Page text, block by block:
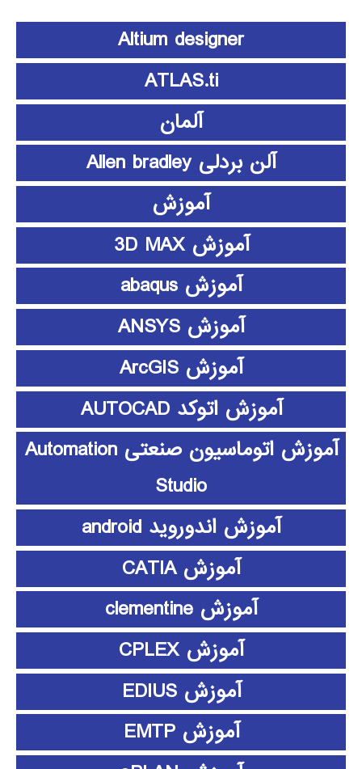
Altium designer
ATLAS.ti
آلمان
آلن بردلی Allen bradley
آموزش
آموزش 3D MAX
آموزش abaqus
آموزش ANSYS
آموزش ArcGIS
آموزش اتوکد AUTOCAD
آموزش اتوماسیون صنعتی Automation
Studio
آموزش اندوروید android
آموزش CATIA
آموزش clementine
آموزش CPLEX
آموزش EDIUS
آموزش EMTP